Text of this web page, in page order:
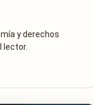
y derechos
lector.